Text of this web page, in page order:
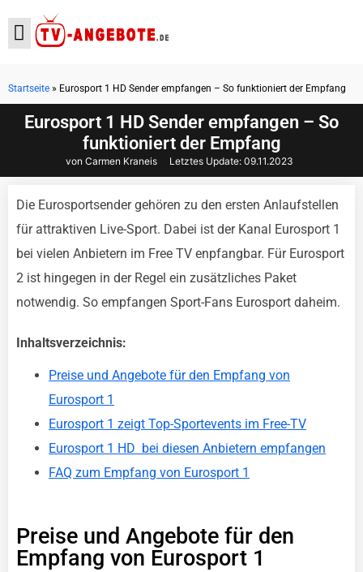
Eurosport 1 HD Sender empfangen – So
funktioniert der Empfang
von Carmen Kraneis Letztes Update: 09.11.2023
Startseite » Eurosport 1 HD Sender empfangen – So funktioniert der Empfang
Die Eurosportsender gehören zu den ersten Anlaufstellen
für attraktiven Live-Sport. Dabei ist der Kanal Eurosport 1
bei vielen Anbietern im Free TV enpfangbar. Für Eurosport
2 ist hingegen in der Regel ein zusätzliches Paket
notwendig. So empfangen Sport-Fans Eurosport daheim.
Inhaltsverzeichnis:
Preise und Angebote für den Empfang von
Eurosport 1
Eurosport 1 zeigt Top-Sportevents im Free-TV
Eurosport 1 HD bei diesen Anbietern empfangen
FAQ zum Empfang von Eurosport 1
Preise und Angebote für den
Empfang von Eurosport 1